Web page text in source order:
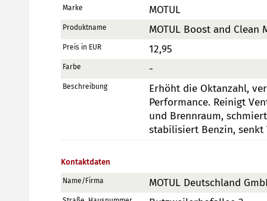
Marke MOTUL
Produktname MOTUL Boost and Clean
Preis in EUR 12,95
Farbe -
Beschreibung
Erhöht die Oktanzahl,
Performance. Reinigt
und Brennraum,
stabilisiert Benzin, senkt
Kontaktdaten
Name/Firma MOTUL Deutschland